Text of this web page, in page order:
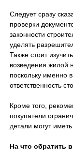
Следует сразу
проверки
законности
уделять
Также стоит
возведения жилой
поскольку именно
ответственность
Кроме того,
покупатели
детали могут
На что обратить